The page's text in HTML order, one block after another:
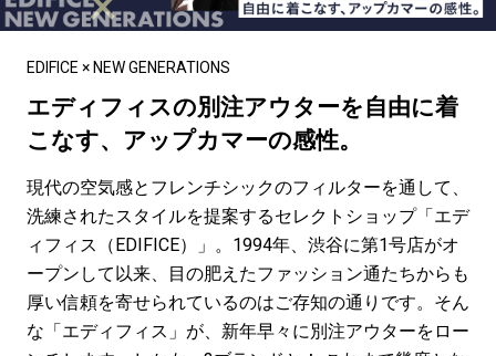
#Commune H #FOCUS IT
#ととけん #FASHION
#LIFESTYLE #SNEAKER #OUTDOOR
#SPORTS #HANDSOME HANDBOOK
EDIFICE × NEW GENERATIONS
エディフィスの別注アウターを自由に着
こなす、アップカマーの感性。
現代の空気感とフレンチシックのフィルターを通して、
洗練されたスタイルを提案するセレクトショップ「エデ
ィフィス（EDIFICE）」。1994年、渋谷に第1号店がオ
ープンして以来、目の肥えたファッション通たちからも
厚い信頼を寄せられているのはご存知の通りです。そん
な「エディフィス」が、新年早々に別注アウターをロー